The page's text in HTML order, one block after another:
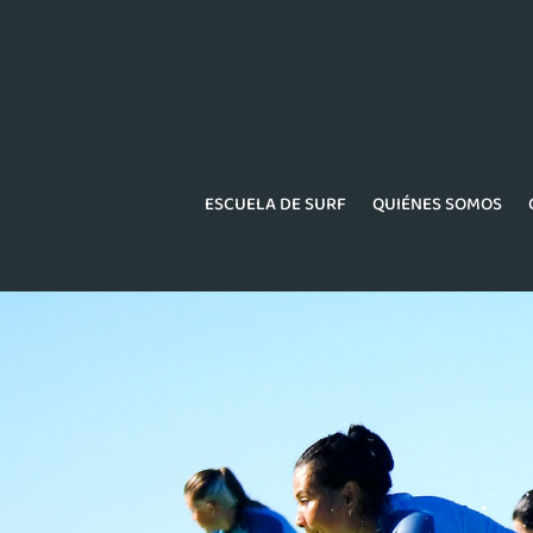
ESCUELA DE SURF QUIÉNES SOMOS